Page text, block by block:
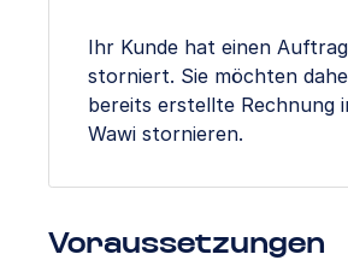
Ihr Kunde hat einen
storniert. Sie möchten
bereits erstellte Rechnung
Wawi stornieren.
Voraussetzungen